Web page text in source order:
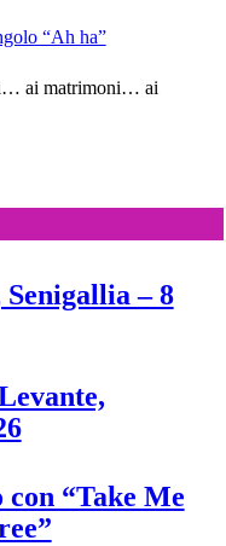
“Ah ha”
ai matrimoni… ai
– 8
“Take Me